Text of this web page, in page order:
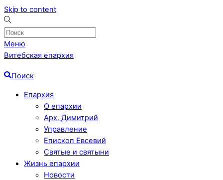
Skip to content
Меню
Витебская епархия
Поиск
Епархия
О епархии
Арх. Димитрий
Управление
Епископ Евсевий
Святые и святыни
Жизнь епархии
Новости